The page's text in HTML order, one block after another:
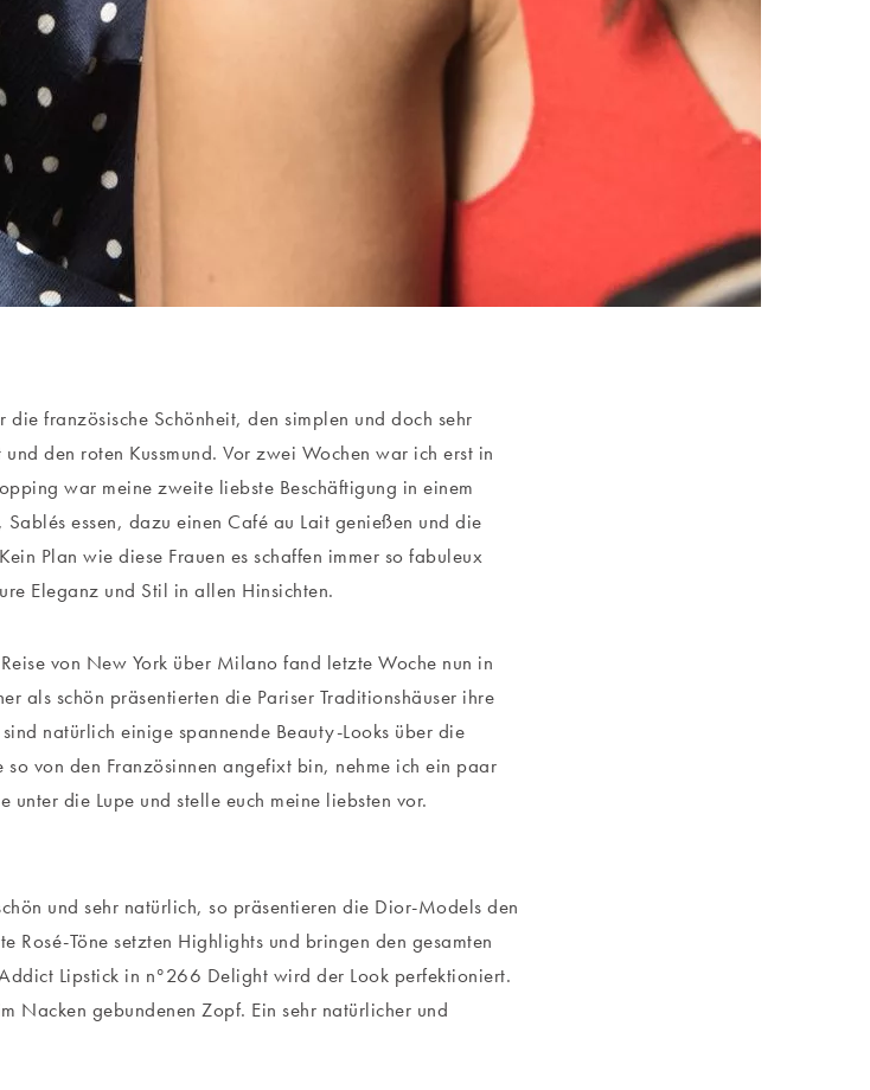
die französische Schönheit, den simplen und doch sehr
den roten Kussmund. Vor zwei Wochen war ich erst in
war meine zweite liebste Beschäftigung in einem
essen, dazu einen Café au Lait genießen und die
Plan wie diese Frauen es schaffen immer so fabuleux
Eleganz und Stil in allen Hinsichten.
von New York über Milano fand letzte Woche nun in
als schön präsentierten die Pariser Traditionshäuser ihre
natürlich einige spannende Beauty-Looks über die
so von den Französinnen angefixt bin, nehme ich ein paar
die Lupe und stelle euch meine liebsten vor.
und sehr natürlich, so präsentieren die Dior-Models den
Rosé-Töne setzten Highlights und bringen den gesamten
Lipstick in n°266 Delight wird der Look perfektioniert.
Nacken gebundenen Zopf. Ein sehr natürlicher und